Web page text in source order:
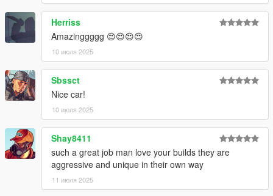
Herriss
Amazinggggg 😍😍😍😍
10 июля 2025
Sbssct
Nice car!
10 июля 2025
Shay8411
such a great job man love your builds they are
aggressive and unique in their own way
11 июля 2025